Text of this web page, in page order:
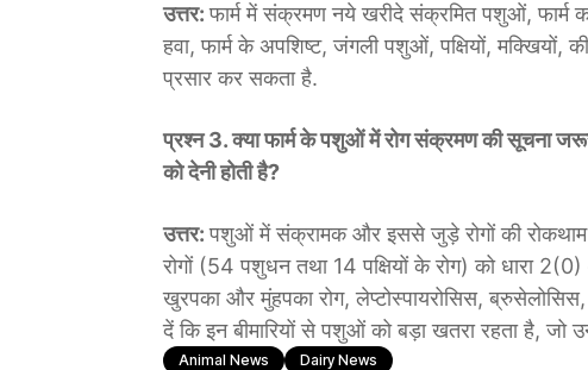
उत्तर:फार्म में संक्रमण नये खरीदे संक्रमित पशुओं, फार्म
हवा, फार्म के अपशिष्ट, जंगली पशुओं, पक्षियों, मक्खियों,
प्रसार कर सकता है.
प्रश्न 3. क्या फार्म के पशुओं में रोग संक्रमण की सूचना
को देनी होती है?
उत्तर:पशुओं में संक्रामक और इससे जुड़े रोगों की
रोगों (54 पशुधन तथा 14 पक्षियों के रोग) को धारा
खुरपका और मुंहपका रोग, लेप्टोस्पायरोसिस,
दें कि इन बीमारियों से पशुओं को बड़ा खतरा रहता है, जो
Animal News Dairy News